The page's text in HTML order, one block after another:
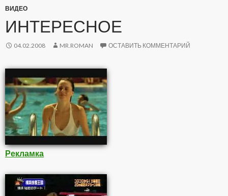
ВИДЕО
ИНТЕРЕСНОЕ
04.02.2008 MR.ROMAN ОСТАВИТЬ КОММЕНТАРИЙ
Рекламка